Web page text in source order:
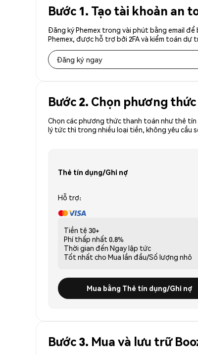
Bước 1. Tạo tài khoản an
Đăng ký Phemex trong vài phút bằng email
Phemex, được hỗ trợ bởi 2FA và kiểm toán
Đăng ký ngay
Bước 2. Chọn phương
Chọn các phương thức thanh toán như thẻ tín
lý tức thì trong nhiều loại tiền, không yêu cầu
Thẻ tín dụng/Ghi nợ
Hỗ trợ:
Tiền tệ 30+
Phí thấp nhất 0.8%
Thời gian đến Ngay lập tức
Tốt nhất cho Mua lần đầu/Số lượng nhỏ
Mua bằng Thẻ tín dụng/Ghi nợ
Bước 3. Mua và lưu trữ